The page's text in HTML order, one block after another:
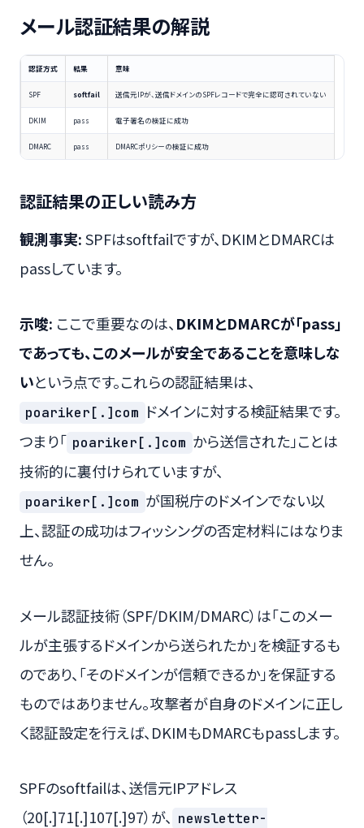
メール認証結果の解説
認証方式 結果 意味
SPF softfail 送信元IPが、送信ドメインのSPFレコードで完全に認可されていない
DKIM pass 電子署名の検証に成功
DMARC pass DMARCポリシーの検証に成功
認証結果の正しい読み方
観測事実:SPFはsoftfailですが、DKIMとDMARCは
passしています。
示唆: ここで重要なのは、DKIMとDMARCが「pass」
であっても、このメールが安全であることを意味しな
いという点です。これらの認証結果は、
poariker[.]com ドメインに対する検証結果です。
つまり「 poariker[.]com から送信された」ことは
技術的に裏付けられていますが、
poariker[.]com が国税庁のドメインでない以
上、認証の成功はフィッシングの否定材料にはなりま
せん。
メール認証技術（SPF/DKIM/DMARC）は「このメー
ルが主張するドメインから送られたか」を検証するも
のであり、「そのドメインが信頼できるか」を保証する
ものではありません。攻撃者が自身のドメインに正し
く認証設定を行えば、DKIMもDMARCもpassします。
SPFのsoftfailは、送信元IPアドレス
（20[.]71[.]107[.]97）が、 newsletter-